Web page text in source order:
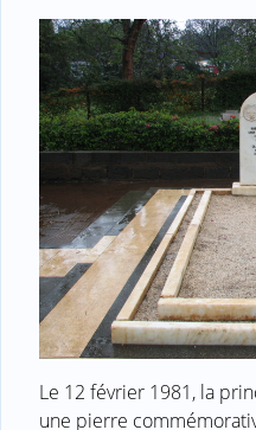
Le 12 février 1981, la
une pierre